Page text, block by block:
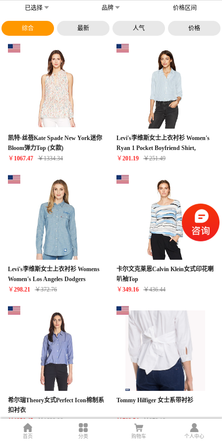
已选择 品牌 价格区间
综合 最新 人气 价格
凯特·丝蓓Kate Spade New York迷你
Bloom弹力Top (女款)
￥ 1067.47 ￥1334.34
Levi's李维斯女士上衣衬衫 Women's
Ryan 1 Pocket Boyfriend Shirt,
Basswood Cashmere Blue, X-Small
￥201.19 ￥251.49
Levi's李维斯女士上衣衬衫 Womens
Women's Los Angeles Dodgers
Chambray Shirt Blue Small
￥298.21 ￥372.76
卡尔文克莱恩Calvin Klein女式印花喇
叭袖Top
￥349.16 ￥436.44
希尔瑞Theory女式Perfect Icon棉制系
扣衬衣
￥1350.45 ￥1688.06
Tommy Hilfiger 女士系带衬衫
￥702.54 ￥878.18
首页 分类 购物车 个人中心